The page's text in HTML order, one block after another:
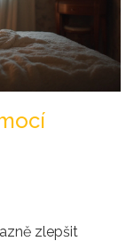
zlepšit